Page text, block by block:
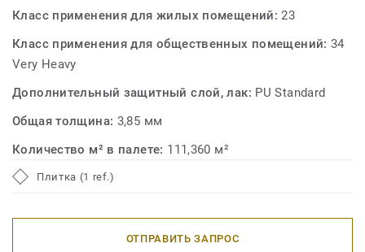
достаточно самых простых решений. PRIME CLICK —
просто наслаждаетесь красотой напольного покрытия
без усилий!
Класс применения для жилых помещений:23
Класс применения для общественных помещений:34
Very Heavy
Дополнительный защитный слой, лак: PU Standard
Общая толщина: 3,85 мм
Количество м² в палете: 111,360 м²
Плитка (1 ref.)
ОТПРАВИТЬ ЗАПРОС